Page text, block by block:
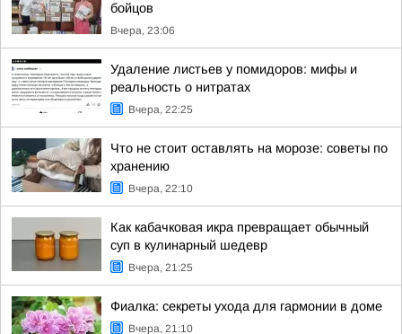
бойцов
Вчера, 23:06
Удаление листьев у помидоров: мифы и
реальность о нитратах
Вчера, 22:25
Что не стоит оставлять на морозе: советы по
хранению
Вчера, 22:10
Как кабачковая икра превращает обычный
суп в кулинарный шедевр
Вчера, 21:25
Фиалка: секреты ухода для гармонии в доме
Вчера, 21:10